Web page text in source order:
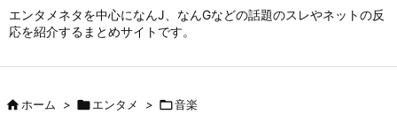
エンタメネタを中心になんJ、なんGなどの話題のスレやネットの反
応を紹介するまとめサイトです。

ホーム > エンタメ > 音楽